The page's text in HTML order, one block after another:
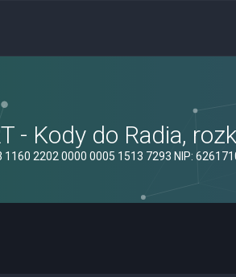
- Kody do Radia,
2202 0000 0005 1513 7293 NIP: